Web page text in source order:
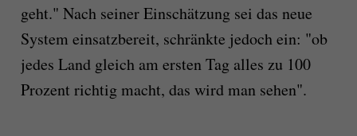
geht." Nach seiner Einschätzung sei das neue
System einsatzbereit, schränkte jedoch ein: "ob
jedes Land gleich am ersten Tag alles zu 100
Prozent richtig macht, das wird man sehen".